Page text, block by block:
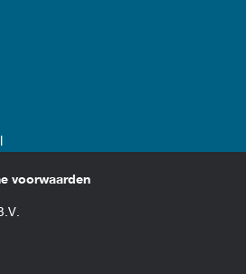
voorwaarden